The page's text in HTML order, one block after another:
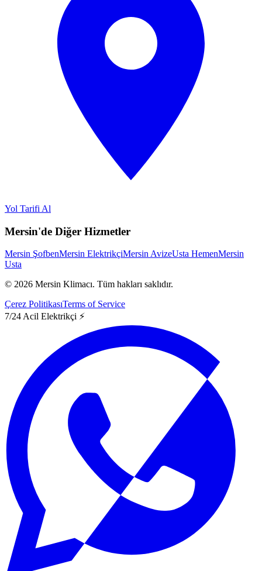
Yol Tarifi Al
Mersin'de Diğer Hizmetler
Mersin ŞofbenMersin ElektrikçiMersin AvizeUsta HemenMersin
Usta
© 2026 Mersin Klimacı. Tüm hakları saklıdır.
Çerez PolitikasıTerms of Service
7/24 Acil Elektrikçi ⚡